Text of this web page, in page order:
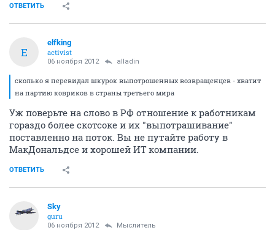
ОТВЕТИТЬ
E
elfking
activist
06 ноября 2012 alladin
сколько я перевидал шкурок выпотрошенных возвращенцев - хватит
на партию ковриков в страны третьего мира
Уж поверьте на слово в РФ отношение к работникам
гораздо более скотсоке и их "выпотрашивание"
поставленно на поток. Вы не путайте работу в
МакДональдсе и хорошей ИТ компании.
ОТВЕТИТЬ
Sky
guru
06 ноября 2012 Мыслитель